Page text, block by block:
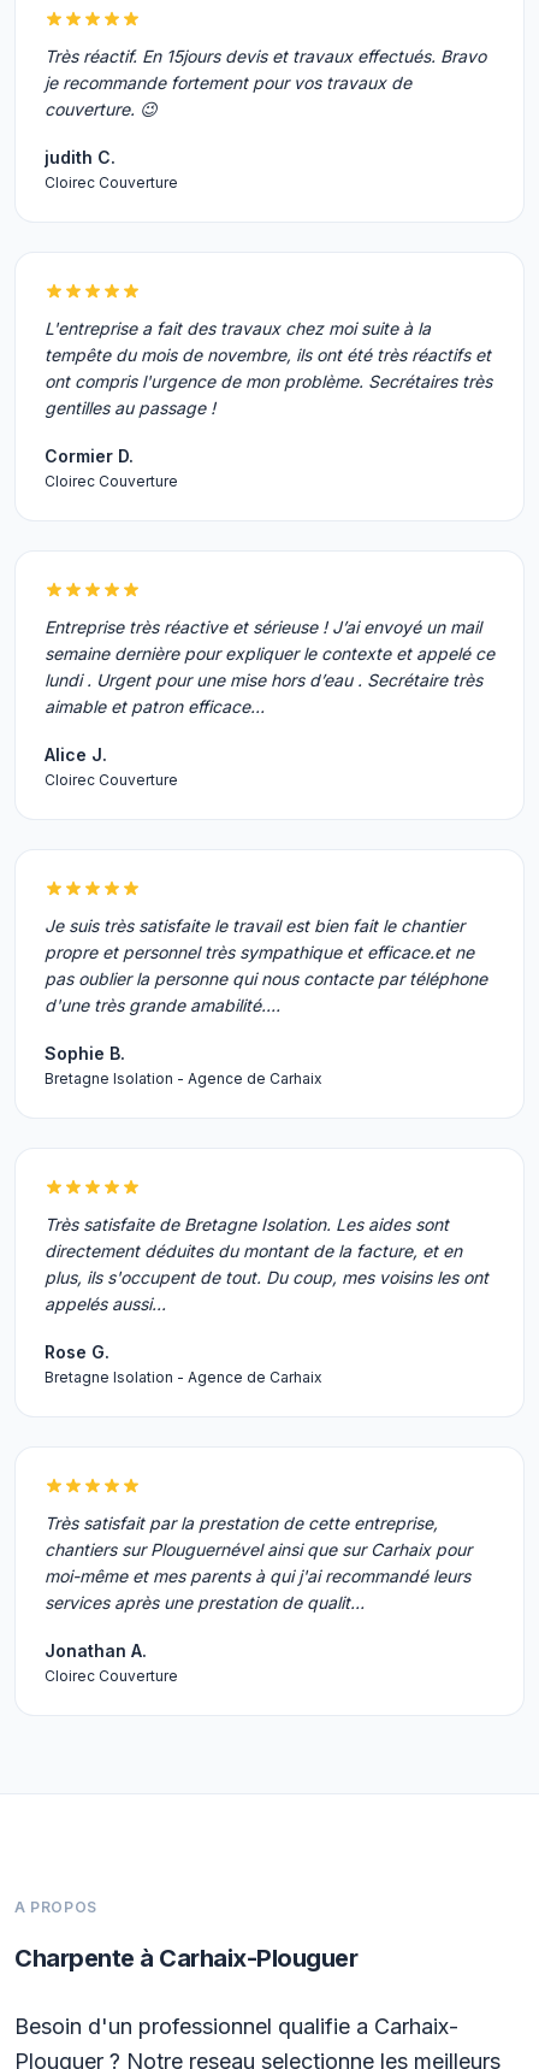
Très réactif. En 15jours devis et travaux effectués. Bravo
je recommande fortement pour vos travaux de
couverture. 😉
judith C.
Cloirec Couverture
L'entreprise a fait des travaux chez moi suite à la
tempête du mois de novembre, ils ont été très réactifs et
ont compris l'urgence de mon problème. Secrétaires très
gentilles au passage !
Cormier D.
Cloirec Couverture
Entreprise très réactive et sérieuse ! J’ai envoyé un mail
semaine dernière pour expliquer le contexte et appelé ce
lundi . Urgent pour une mise hors d’eau . Secrétaire très
aimable et patron efficace…
Alice J.
Cloirec Couverture
Je suis très satisfaite le travail est bien fait le chantier
propre et personnel très sympathique et efficace.et ne
pas oublier la personne qui nous contacte par téléphone
d'une très grande amabilité.…
Sophie B.
Bretagne Isolation - Agence de Carhaix
Très satisfaite de Bretagne Isolation. Les aides sont
directement déduites du montant de la facture, et en
plus, ils s'occupent de tout. Du coup, mes voisins les ont
appelés aussi...
Rose G.
Bretagne Isolation - Agence de Carhaix
Très satisfait par la prestation de cette entreprise,
chantiers sur Plouguernével ainsi que sur Carhaix pour
moi-même et mes parents à qui j'ai recommandé leurs
services après une prestation de qualit…
Jonathan A.
Cloirec Couverture
A PROPOS
Charpente à Carhaix-Plouguer
Besoin d'un professionnel qualifie a Carhaix-
Plouguer ? Notre reseau selectionne les meilleurs